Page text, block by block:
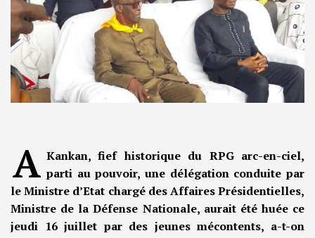
A Kankan, fief historique du RPG arc-en-ciel,
parti au pouvoir, une délégation conduite par
le Ministre d’Etat chargé des Affaires Présidentielles,
Ministre de la Défense Nationale, aurait été huée ce
jeudi 16 juillet par des jeunes mécontents, a-t-on